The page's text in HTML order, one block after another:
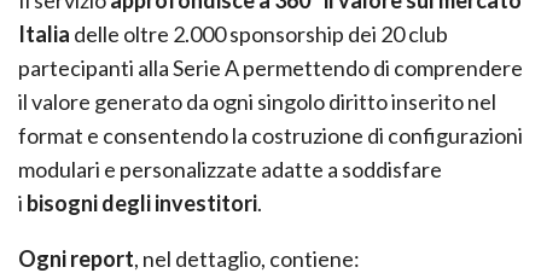
Italia delle oltre 2.000 sponsorship dei 20 club
partecipanti alla Serie A permettendo di comprendere
il valore generato da ogni singolo diritto inserito nel
format e consentendo la costruzione di configurazioni
modulari e personalizzate adatte a soddisfare
i bisogni degli investitori.
Ogni report, nel dettaglio, contiene: